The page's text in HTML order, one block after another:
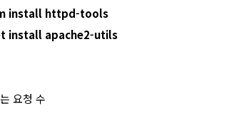
install httpd-tools
install apache2-utils
요청 수